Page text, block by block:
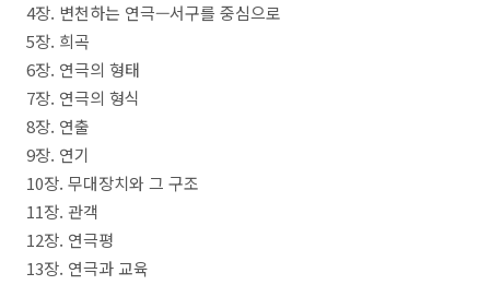
4장. 변천하는 연극—서구를 중심으로
5장. 희곡
6장. 연극의 형태
7장. 연극의 형식
8장. 연출
9장. 연기
10장. 무대장치와 그 구조
11장. 관객
12장. 연극평
13장. 연극과 교육